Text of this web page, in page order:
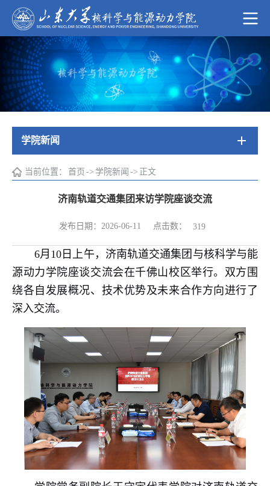
学院新闻
当前位置： 首页 -> 学院新闻 -> 正文
济南轨道交通集团来访学院座谈交流
发布日期：2026-06-11 点击数： 319
6月10日上午，济南轨道交通集团与核科学与能
源动力学院座谈交流会在千佛山校区举行。双方围
绕各自发展概况、技术优势及未来合作方向进行了
深入交流。